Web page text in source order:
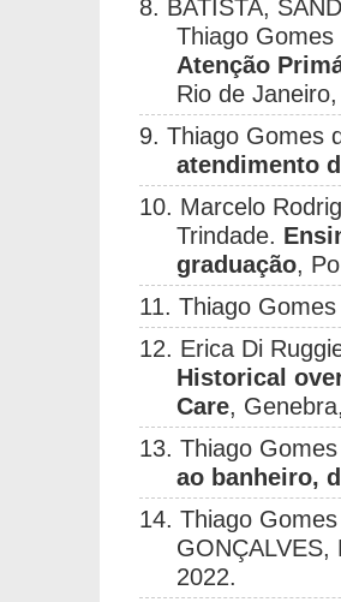
8. BATISTA,
Thiago
Atenção
Rio de
9. Thiago Gomes
atendimento
10. Marcelo
Trindade.
graduação,
11. Thiago
12. Erica Di
Historical
Care,
13. Thiago
ao banheiro,
14. Thiago
2022.